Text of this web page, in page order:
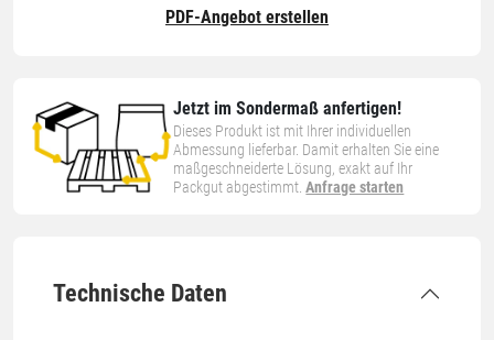
Jetzt im Sondermaß anfertigen!
Dieses Produkt ist mit Ihrer individuellen
Abmessung lieferbar. Damit erhalten Sie eine
maßgeschneiderte Lösung, exakt auf Ihr
Packgut abgestimmt.Anfrage starten
Technische Daten
PDF-Angebot erstellen